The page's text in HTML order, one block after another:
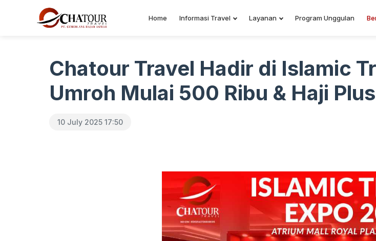
Home Informasi Travel Layanan Program Unggulan
Chatour Travel Hadir di Islamic
Umroh Mulai 500 Ribu & Haji
10 July 2025 17:50